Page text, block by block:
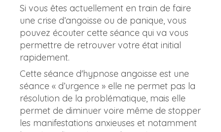
Si vous êtes actuellement en train de faire
une crise d’angoisse ou de panique, vous
pouvez écouter cette séance qui va vous
permettre de retrouver votre état initial
rapidement.
Cette séance d'hypnose angoisse est une
séance « d’urgence » elle ne permet pas la
résolution de la problématique, mais elle
permet de diminuer voire même de stopper
les manifestations anxieuses et notamment